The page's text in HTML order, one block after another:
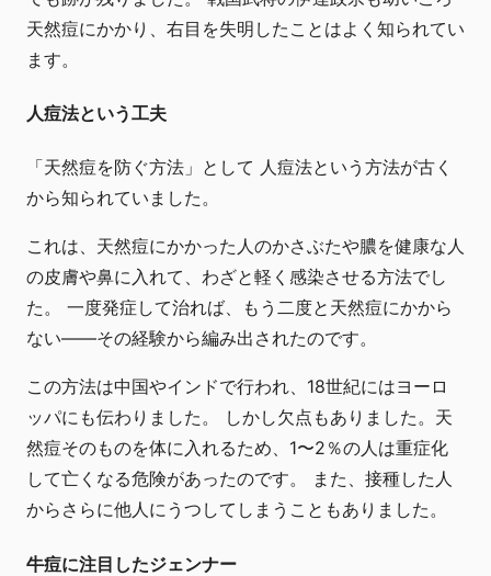
天然痘にかかり、右目を失明したことはよく知られてい
ます。
人痘法という工夫
「天然痘を防ぐ方法」として 人痘法という方法が古く
から知られていました。
これは、天然痘にかかった人のかさぶたや膿を健康な人
の皮膚や鼻に入れて、わざと軽く感染させる方法でし
た。 一度発症して治れば、もう二度と天然痘にかから
ない――その経験から編み出されたのです。
この方法は中国やインドで行われ、18世紀にはヨーロ
ッパにも伝わりました。 しかし欠点もありました。天
然痘そのものを体に入れるため、1〜2％の人は重症化
して亡くなる危険があったのです。 また、接種した人
からさらに他人にうつしてしまうこともありました。
牛痘に注目したジェンナー